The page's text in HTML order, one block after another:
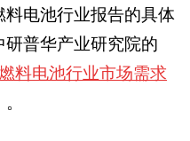
电池行业报告的具体
普华产业研究院的
料电池行业市场需求